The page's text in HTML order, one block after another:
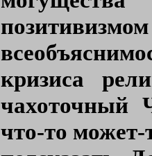
кризиса
чахоточный
что-то может-